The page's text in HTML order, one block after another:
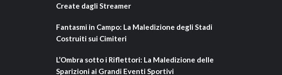
Create dagli Streamer
Fantasmi in Campo: La Maledizione degli Stadi
Costruiti sui Cimiteri
L’Ombra sotto i Riflettori: La Maledizione delle
Sparizioni ai Grandi Eventi Sportivi